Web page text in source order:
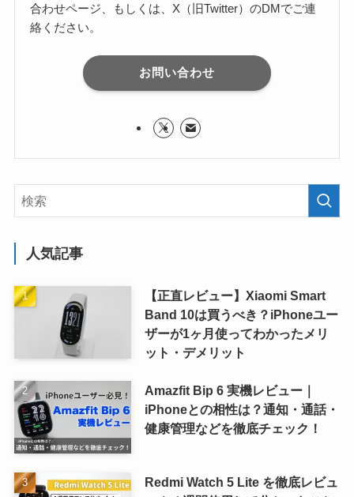
合わせページ、もしくは、X（旧Twitter）のDMでご連
絡ください。
お問い合わせ
人気記事
【正直レビュー】Xiaomi Smart
Band 10は買うべき？iPhoneユー
ザーが1ヶ月使ってわかったメリ
ット・デメリット
Amazfit Bip 6 実機レビュー｜
iPhoneとの相性は？通知・通話・
健康管理などを徹底チェック！
Redmi Watch 5 Lite を徹底レビュ